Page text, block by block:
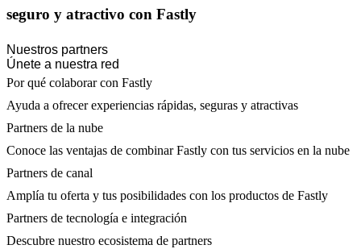
seguro y atractivo con Fastly
Nuestros partners
Únete a nuestra red
Por qué colaborar con Fastly
Ayuda a ofrecer experiencias rápidas, seguras y atractivas
Partners de la nube
Conoce las ventajas de combinar Fastly con tus servicios en la nube
Partners de canal
Amplía tu oferta y tus posibilidades con los productos de Fastly
Partners de tecnología e integración
Descubre nuestro ecosistema de partners